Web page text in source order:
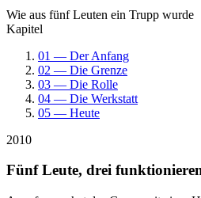
Wie aus fünf Leuten ein Trupp wurde
Kapitel
01 — Der Anfang
02 — Die Grenze
03 — Die Rolle
04 — Die Werkstatt
05 — Heute
2010
Fünf Leute, drei